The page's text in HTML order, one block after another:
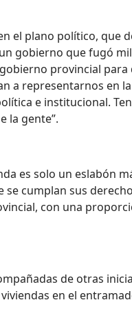
el plano político, que
gobierno que fugó
provincial
a representarnos en
e institucional.
la gente”.
es solo un eslabón
cumplan sus
con una
de otras
en el